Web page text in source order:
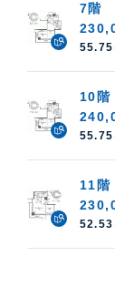
7階
55.75
10階
55.75
11階
52.53